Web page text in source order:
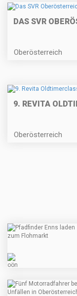
DAS SVR
Oberösterreich
9. REVITA
Oberösterreich